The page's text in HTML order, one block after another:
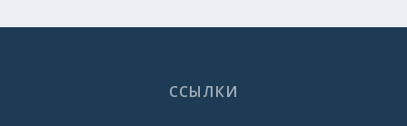
ССЫЛКИ